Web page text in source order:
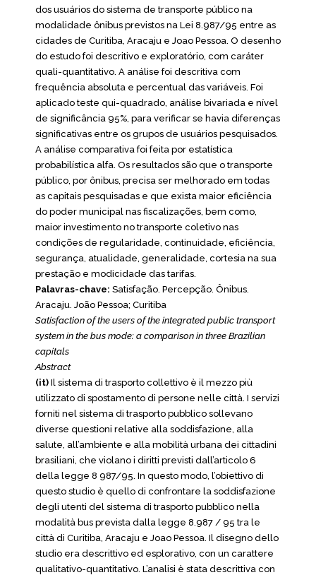
dos usuários do sistema de transporte público na
modalidade ônibus previstos na Lei 8.987/95 entre as
cidades de Curitiba, Aracaju e Joao Pessoa. O desenho
do estudo foi descritivo e exploratório, com caráter
quali-quantitativo. A análise foi descritiva com
frequência absoluta e percentual das variáveis. Foi
aplicado teste qui-quadrado, análise bivariada e nível
de significância 95%, para verificar se havia diferenças
significativas entre os grupos de usuários pesquisados.
A análise comparativa foi feita por estatística
probabilística alfa. Os resultados são que o transporte
público, por ônibus, precisa ser melhorado em todas
as capitais pesquisadas e que exista maior eficiência
do poder municipal nas fiscalizações, bem como,
maior investimento no transporte coletivo nas
condições de regularidade, continuidade, eficiência,
segurança, atualidade, generalidade, cortesia na sua
prestação e modicidade das tarifas.
Palavras-chave: Satisfação. Percepção. Ônibus.
Aracaju. João Pessoa; Curitiba
Satisfaction of the users of the integrated public transport
system in the bus mode: a comparison in three Brazilian
capitals
Abstract
(it) Il sistema di trasporto collettivo è il mezzo più
utilizzato di spostamento di persone nelle città. I servizi
forniti nel sistema di trasporto pubblico sollevano
diverse questioni relative alla soddisfazione, alla
salute, all’ambiente e alla mobilità urbana dei cittadini
brasiliani, che violano i diritti previsti dall’articolo 6
della legge 8 987/95. In questo modo, l’obiettivo di
questo studio è quello di confrontare la soddisfazione
degli utenti del sistema di trasporto pubblico nella
modalità bus prevista dalla legge 8.987 / 95 tra le
città di Curitiba, Aracaju e Joao Pessoa. Il disegno dello
studio era descrittivo ed esplorativo, con un carattere
qualitativo-quantitativo. L’analisi è stata descrittiva con